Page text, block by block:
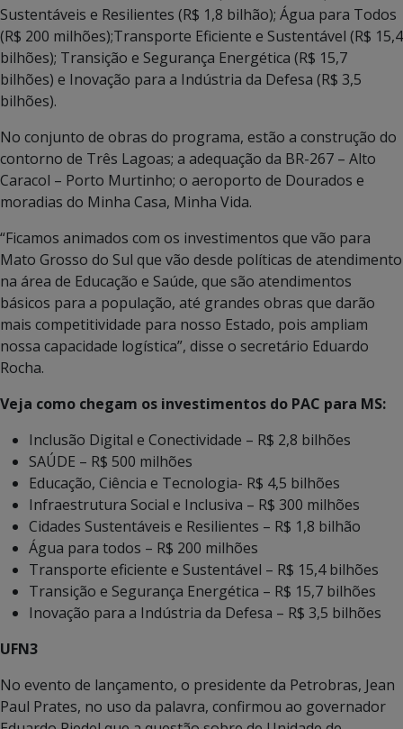
Sustentáveis e Resilientes (R$ 1,8 bilhão); Água para Todos
(R$ 200 milhões);Transporte Eficiente e Sustentável (R$ 15,4
bilhões); Transição e Segurança Energética (R$ 15,7
bilhões) e Inovação para a Indústria da Defesa (R$ 3,5
bilhões).
No conjunto de obras do programa, estão a construção do
contorno de Três Lagoas; a adequação da BR-267 – Alto
Caracol – Porto Murtinho; o aeroporto de Dourados e
moradias do Minha Casa, Minha Vida.
“Ficamos animados com os investimentos que vão para
Mato Grosso do Sul que vão desde políticas de atendimento
na área de Educação e Saúde, que são atendimentos
básicos para a população, até grandes obras que darão
mais competitividade para nosso Estado, pois ampliam
nossa capacidade logística”, disse o secretário Eduardo
Rocha.
Veja como chegam os investimentos do PAC para MS:
Inclusão Digital e Conectividade – R$ 2,8 bilhões
SAÚDE – R$ 500 milhões
Educação, Ciência e Tecnologia- R$ 4,5 bilhões
Infraestrutura Social e Inclusiva – R$ 300 milhões
Cidades Sustentáveis e Resilientes – R$ 1,8 bilhão
Água para todos – R$ 200 milhões
Transporte eficiente e Sustentável – R$ 15,4 bilhões
Transição e Segurança Energética – R$ 15,7 bilhões
Inovação para a Indústria da Defesa – R$ 3,5 bilhões
UFN3
No evento de lançamento, o presidente da Petrobras, Jean
Paul Prates, no uso da palavra, confirmou ao governador